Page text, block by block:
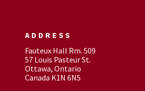
ADDRESS
Fauteux Hall Rm. 509
57 Louis Pasteur St.
Ottawa, Ontario
Canada K1N 6N5